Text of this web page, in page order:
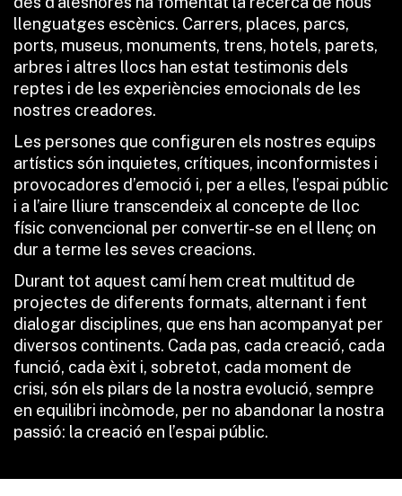
llenguatges escènics. Carrers, places, parcs,
ports, museus, monuments, trens, hotels, parets,
arbres i altres llocs han estat testimonis dels
reptes i de les experiències emocionals de les
nostres creadores.
Les persones que configuren els nostres equips
artístics són inquietes, crítiques, inconformistes i
provocadores d’emoció i, per a elles, l’espai públic
i a l’aire lliure transcendeix al concepte de lloc
físic convencional per convertir-se en el llenç on
dur a terme les seves creacions.
Durant tot aquest camí hem creat multitud de
projectes de diferents formats, alternant i fent
dialogar disciplines, que ens han acompanyat per
diversos continents. Cada pas, cada creació, cada
funció, cada èxit i, sobretot, cada moment de
crisi, són els pilars de la nostra evolució, sempre
en equilibri incòmode, per no abandonar la nostra
passió: la creació en l’espai públic.